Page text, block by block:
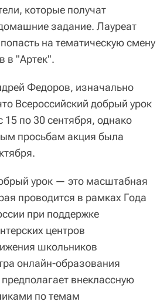
которые получат
задание. Лауреат
на тематическую смену
в "Артек".
Федоров, изначально
Всероссийский добрый урок
15 по 30 сентября, однако
просьбам акция была
урок — это масштабная
проводится в рамках Года
при поддержке
центров
школьников
онлайн-образования
внеклассную
по темам